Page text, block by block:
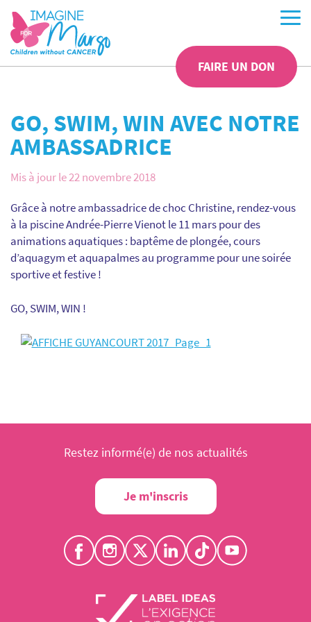
FAIRE UN DON
GO, SWIM, WIN AVEC NOTRE
AMBASSADRICE
Mis à jour le 22 novembre 2018
Grâce à notre ambassadrice de choc Christine, rendez-vous
à la piscine Andrée-Pierre Vienot le 11 mars pour des
animations aquatiques : baptême de plongée, cours
d’aquagym et aquapalmes au programme pour une soirée
sportive et festive !
GO, SWIM, WIN !
Restez informé(e) de nos actualités
Je m'inscris